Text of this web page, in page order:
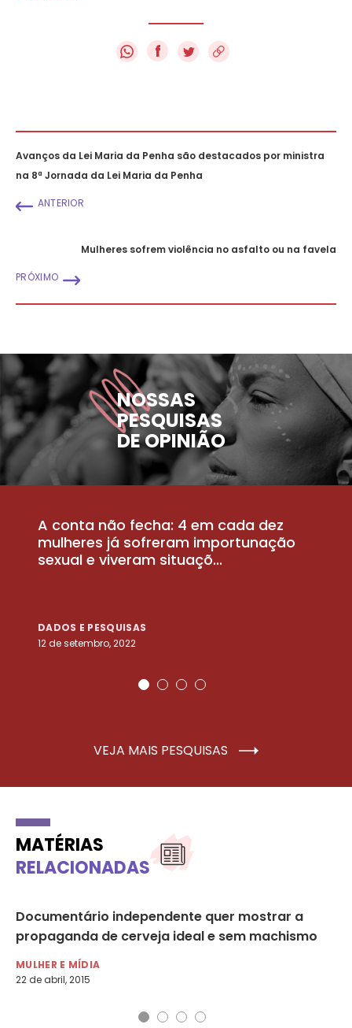
f
Avanços da Lei Maria da Penha são destacados por ministra
na 8ª Jornada da Lei Maria da Penha
ANTERIOR
Mulheres sofrem violência no asfalto ou na favela
PRÓXIMO
NOSSAS
PESQUISAS
DE OPINIÃO
A conta não fecha: 4 em cada dez
mulheres já sofreram importunação
sexual e viveram situaçõ...
DADOS E PESQUISAS
12 de setembro, 2022
VEJA MAIS PESQUISAS
MATÉRIAS
RELACIONADAS
Documentário independente quer mostrar a
propaganda de cerveja ideal e sem machismo
MULHER E MÍDIA
22 de abril, 2015